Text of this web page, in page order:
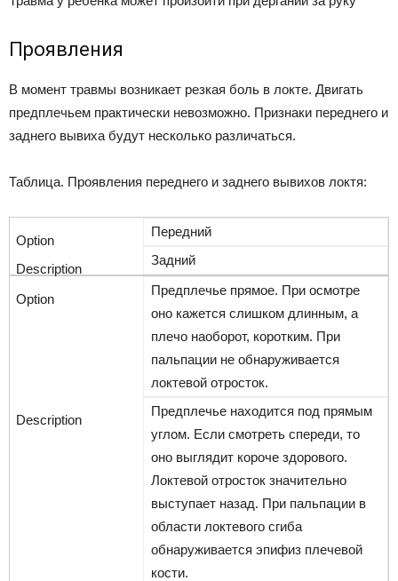
Проявления
В момент травмы возникает резкая боль в локте. Двигать
предплечьем практически невозможно. Признаки переднего и
заднего вывиха будут несколько различаться.
Таблица. Проявления переднего и заднего вывихов локтя:
Передний
Задний
Предплечье прямое. При осмотре
оно кажется слишком длинным, а
плечо наоборот, коротким. При
пальпации не обнаруживается
локтевой отросток.
Предплечье находится под прямым
углом. Если смотреть спереди, то
оно выглядит короче здорового.
Локтевой отросток значительно
выступает назад. При пальпации в
области локтевого сгиба
обнаруживается эпифиз плечевой
кости.